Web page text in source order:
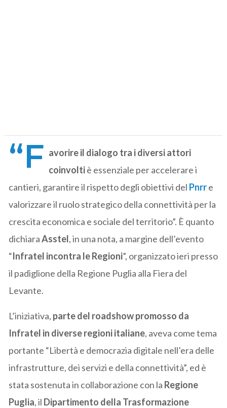
“F avorire il dialogo tra i diversi attori
coinvoltiè essenziale per accelerare i
cantieri, garantire il rispetto degli obiettivi del Pnrre
valorizzare il ruolo strategico della connettività per la
crescita economica e sociale del territorio”. È quanto
dichiaraAsstel, in una nota, a margine dell’evento
“Infratel incontra le Regioni”, organizzato ieri presso
il padiglione della Regione Puglia alla Fiera del
Levante.
L’iniziativa, parte del roadshow promosso da
Infratel in diverse regioni italiane, aveva come tema
portante “Libertà e democrazia digitale nell’era delle
infrastrutture, dei servizi e della connettività”, ed è
stata sostenuta in collaborazione con la Regione
Puglia, il Dipartimento della Trasformazione